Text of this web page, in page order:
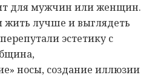
для мужчин или женщин.
жить лучше и выглядеть
эстетику с
носы, создание иллюзии